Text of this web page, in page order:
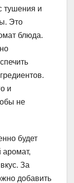
тушения и
Это
блюда.
и
не
будет
аромат,
За
добавить